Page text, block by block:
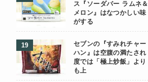
ス『ソーダバー ラムネ＆
メロン』はなつかしい味
がする
セブンの『すみれチャー
ハン』は空腹の満たされ
度では「極上炒飯」より
も上